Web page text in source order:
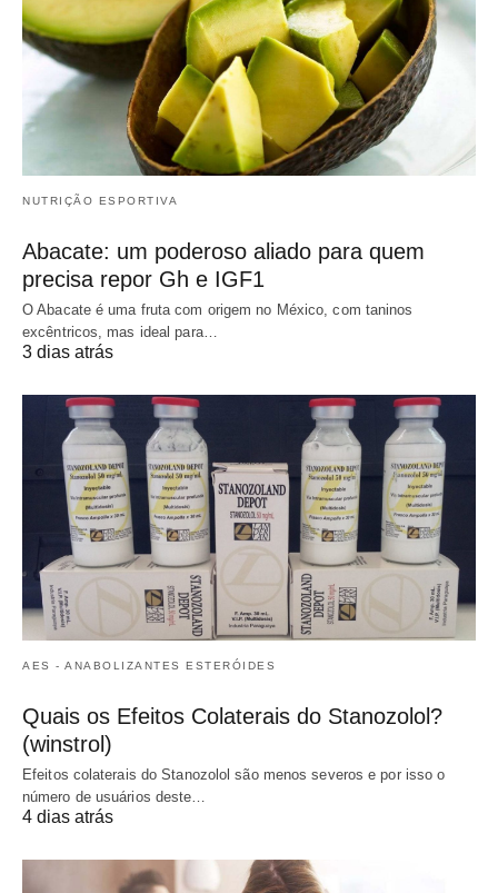
NUTRIÇÃO ESPORTIVA
Abacate: um poderoso aliado para quem
precisa repor Gh e IGF1
O Abacate é uma fruta com origem no México, com taninos
excêntricos, mas ideal para…
3 dias atrás
AES - ANABOLIZANTES ESTERÓIDES
Quais os Efeitos Colaterais do Stanozolol?
(winstrol)
Efeitos colaterais do Stanozolol são menos severos e por isso o
número de usuários deste…
4 dias atrás